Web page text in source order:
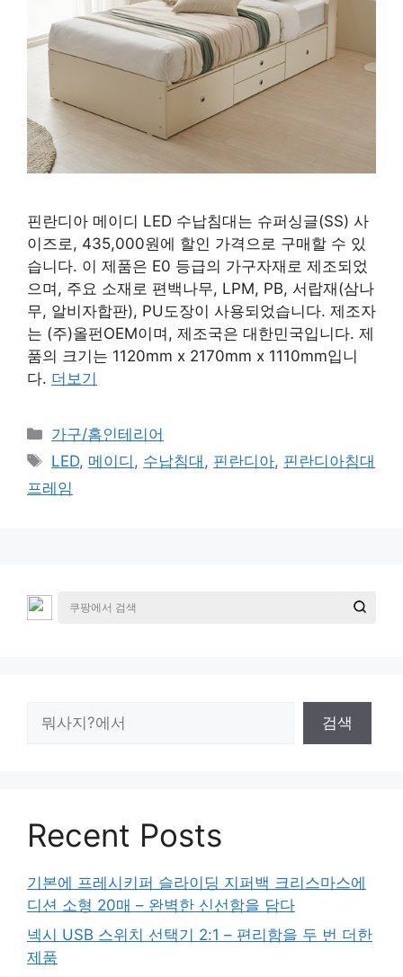
핀란디아 메이디 LED 수납침대는 슈퍼싱글(SS) 사
이즈로, 435,000원에 할인 가격으로 구매할 수 있
습니다. 이 제품은 E0 등급의 가구자재로 제조되었
으며, 주요 소재로 편백나무, LPM, PB, 서랍재(삼나
무, 알비자합판), PU도장이 사용되었습니다. 제조자
는 (주)올펀OEM이며, 제조국은 대한민국입니다. 제
품의 크기는 1120mm x 2170mm x 1110mm입니
다. 더보기
카
테
리
가구/홈인테리어
태
그
LED, 메이디 , 수납침대 , 핀란디아, 핀란디아침대
프레임
검색
Recent Posts
기본에 프레시키퍼 슬라이딩 지퍼백 크리스마스에
디션 소형 20매 – 완벽한 신선함을 담다
넥시 USB 스위치 선택기 2:1 – 편리함을 두 번 더한
제품